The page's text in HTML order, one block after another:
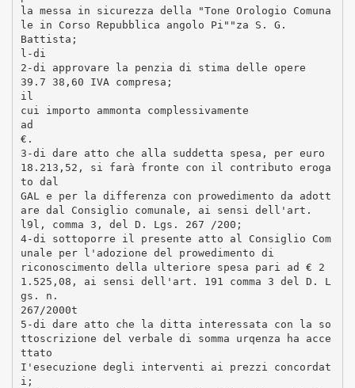
la messa in sicurezza della "Tone Orologio Comuna
le in Corso Repubblica angolo Pi""za S. G.
Battista;
l-di
2-di approvare la penzia di stima delle opere
39.7 38,60 IVA compresa;
il
cui importo ammonta complessivamente
ad
€.
3-di dare atto che alla suddetta spesa, per euro
18.213,52, si farà fronte con il contributo eroga
to dal
GAL e per la differenza con prowedimento da adott
are dal Consiglio comunale, ai sensi dell'art.
l9l, comma 3, del D. Lgs. 267 /200;
4-di sottoporre il presente atto al Consiglio Com
unale per l'adozione del prowedimento di
riconoscimento della ulteriore spesa pari ad € 2
1.525,08, ai sensi dell'art. 191 comma 3 del D. L
gs. n.
267/2000t
5-di dare atto che la ditta interessata con la so
ttoscrizione del verbale di somma urqenza ha acce
ttato
I'esecuzione degli interventi ai prezzi concordat
i;